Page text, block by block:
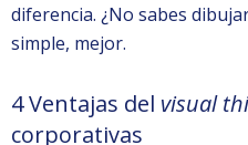
diferencia. ¿No sabes
simple, mejor.
4 Ventajas del visual
corporativas